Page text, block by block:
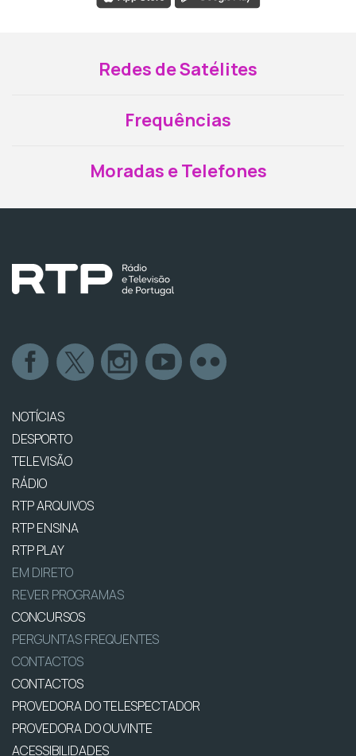
Redes de Satélites
Frequências
Moradas e Telefones
NOTÍCIAS
DESPORTO
TELEVISÃO
RÁDIO
RTP ARQUIVOS
RTP ENSINA
RTP PLAY
EM DIRETO
REVER PROGRAMAS
CONCURSOS
PERGUNTAS FREQUENTES
CONTACTOS
CONTACTOS
PROVEDORA DO TELESPECTADOR
PROVEDORA DO OUVINTE
ACESSIBILIDADES